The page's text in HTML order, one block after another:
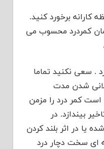
برخورد کنید.
محسوب می
نکنید تماما
مدت
درد را مزمن
در
اثر بلند کردن
دچار درد